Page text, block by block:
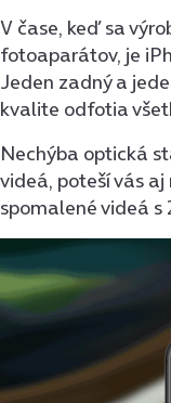
V čase, keď sa
fotoaparátov, je
Jeden zadný a
kvalite odfotia
Nechýba optická
videá, poteší vás
spomalené videá s